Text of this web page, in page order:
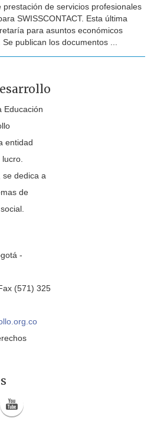
de servicios profesionales
SWISSCONTACT. Esta última
para asuntos económicos
publican los documentos ...
Educación
entidad
se dedica a
de
-
(571) 325